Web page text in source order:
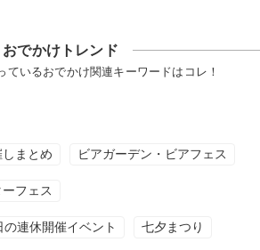
おでかけトレンド
ているおでかけ関連キーワードはコレ！
まとめ ビアガーデン・ビアフェス
フェス
連休開催イベント 七夕まつり